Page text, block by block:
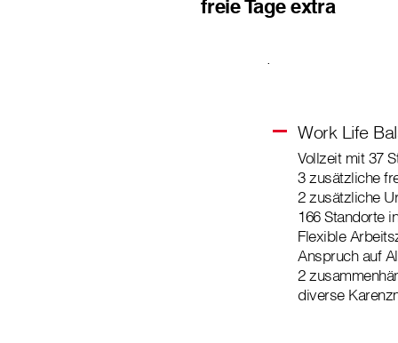
freie Tage extra
Work Life
Vollzeit mit 37
3 zusätzliche
2 zusätzliche
166 Standorte
Flexible
Anspruch auf
2
diverse